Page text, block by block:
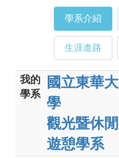
學系介紹
生涯進路
我的
學系
國立東華大
學
觀光暨休閒
遊憩學系